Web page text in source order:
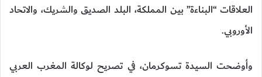
العلاقات “البناءة” بين المملكة، البلد الصديق والشريك، والاتحاد
الأوروبي.
وأوضحت السيدة تسوكرمان، في تصريح لوكالة المغرب العربي